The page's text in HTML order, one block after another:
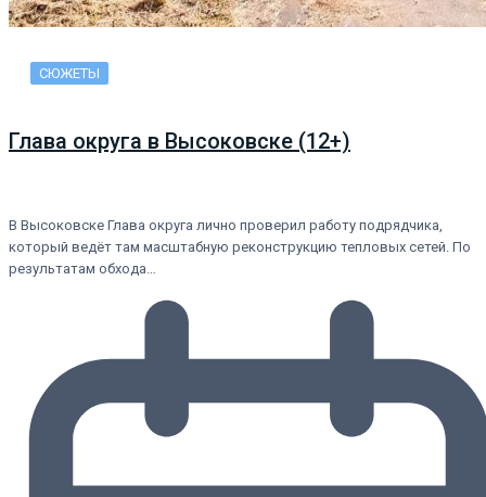
СЮЖЕТЫ
Глава округа в Высоковске (12+)
В Высоковске Глава округа лично проверил работу подрядчика,
который ведёт там масштабную реконструкцию тепловых сетей. По
результатам обхода…